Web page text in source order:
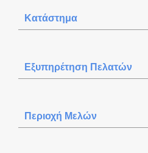
Κατάστημα
Εξυπηρέτηση Πελατών
Περιοχή Mελών